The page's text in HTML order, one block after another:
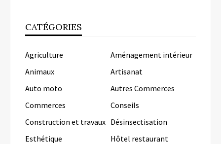
CATÉGORIES
Agriculture
Aménagement intérieur
Animaux
Artisanat
Auto moto
Autres Commerces
Commerces
Conseils
Construction et travaux Désinsectisation
Esthétique
Hôtel restaurant